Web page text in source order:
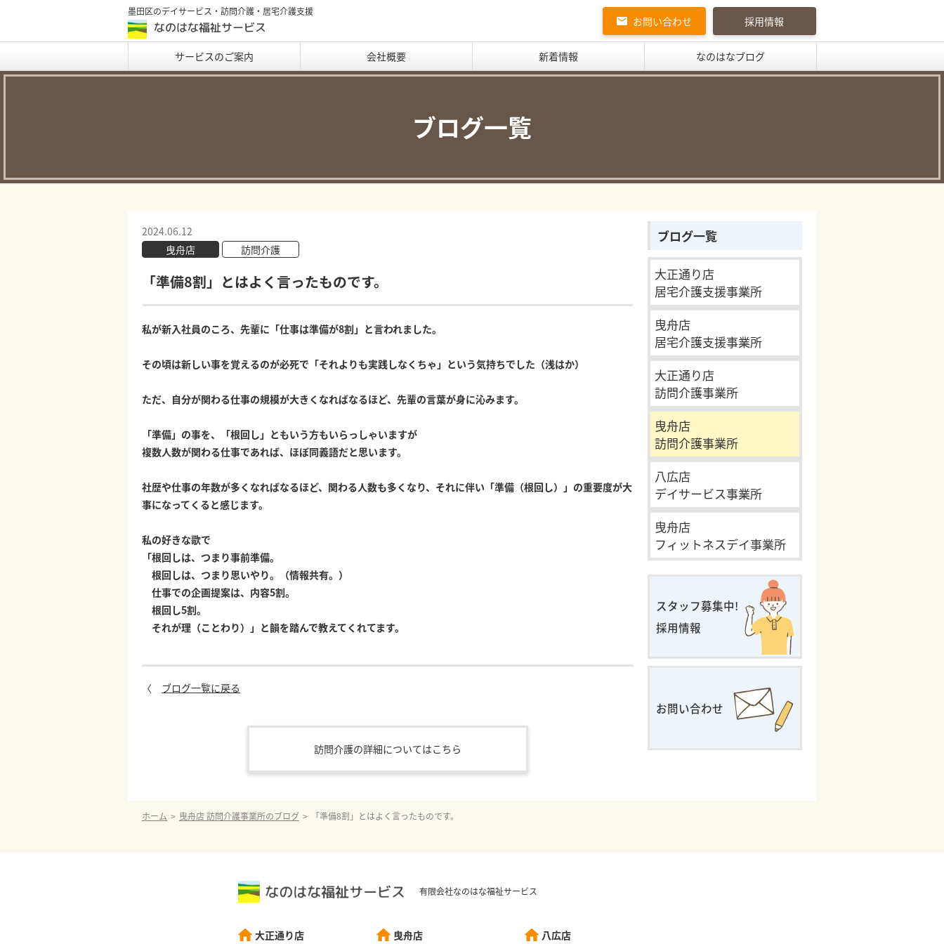
墨田区のデイサービス・訪問介護・居宅介護支援
お問い合わせ 採用情報
サービスのご案内 会社概要 新着情報 なのはなブログ
ブログ一覧
2024.06.12
曳舟店
訪問介護
「準備8割」とはよく言ったものです。
私が新入社員のころ、先輩に「仕事は準備が8割」と言われました。
その頃は新しい事を覚えるのが必死で「それよりも実践しなくちゃ」という気持ちでした（浅はか）
ただ、自分が関わる仕事の規模が大きくなればなるほど、先輩の言葉が身に沁みます。
「準備」の事を、「根回し」ともいう方もいらっしゃいますが
複数人数が関わる仕事であれば、ほぼ同義語だと思います。
社歴や仕事の年数が多くなればなるほど、関わる人数も多くなり、それに伴い「準備（根回し）」の重要度が大
事になってくると感じます。
私の好きな歌で
「根回しは、つまり事前準備。
根回しは、つまり思いやり。（情報共有。）
仕事での企画提案は、内容5割。
根回し5割。
それが理（ことわり）」と韻を踏んで教えてくれてます。
〈 ブログ一覧に戻る
訪問介護の詳細についてはこちら
ブログ一覧
大正通り店
居宅介護支援事業所
曳舟店
居宅介護支援事業所
大正通り店
訪問介護事業所
曳舟店
訪問介護事業所
八広店
デイサービス事業所
曳舟店
フィットネスデイ事業所
スタッフ募集中!
採用情報
お問い合わせ
ホーム 曳舟店 訪問介護事業所のブログ 「準備8割」とはよく言ったものです。
有限会社なのはな福祉サービス
大正通り店 曳舟店 八広店